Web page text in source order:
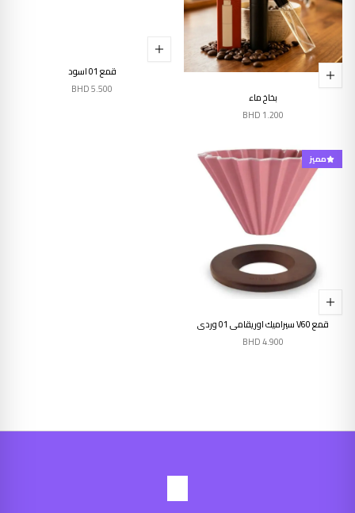
بخاخ ماء
BHD 1.200
قمع 01 اسود
BHD5.500
مميز
قمع V60 سيراميك اوريقامي 01 وردي
BHD4.900